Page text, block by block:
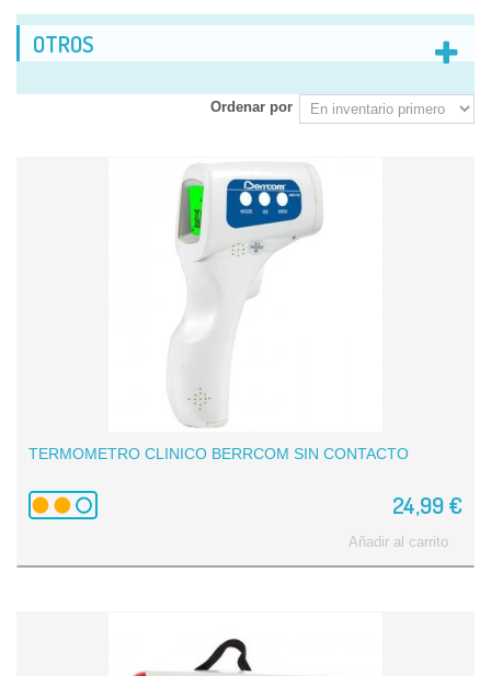
OTROS
Ordenar por
TERMOMETRO CLINICO BERRCOM SIN CONTACTO
24,99 €
Añadir al carrito